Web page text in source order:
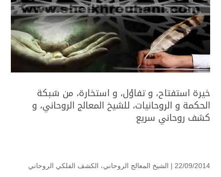
خيرة استفتاح، و تفاؤل، و استخارة، من شبكة
الحكمة و الروحانيات، للشيخ المعالج الروحاني، و
كشف روحاني سريع
22/09/2014 | الشيخ المعالج الروحاني، الكشف الفلكي الروحاني